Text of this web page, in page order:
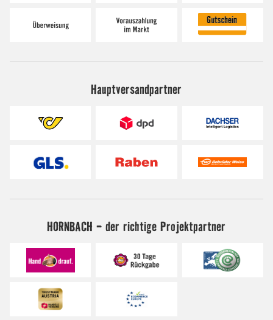
Hauptversandpartner
HORNBACH - der richtige Projektpartner